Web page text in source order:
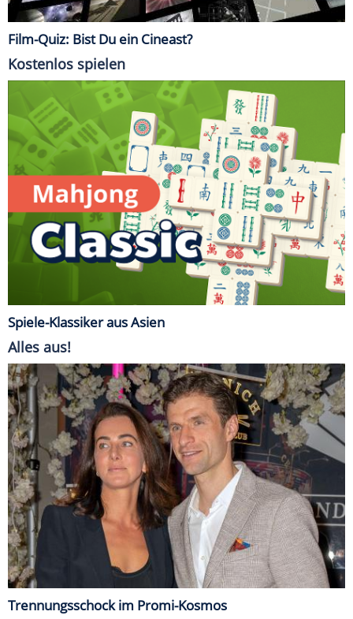
Film-Quiz: Bist Du ein Cineast?
Kostenlos spielen
Spiele-Klassiker aus Asien
Alles aus!
Trennungsschock im Promi-Kosmos